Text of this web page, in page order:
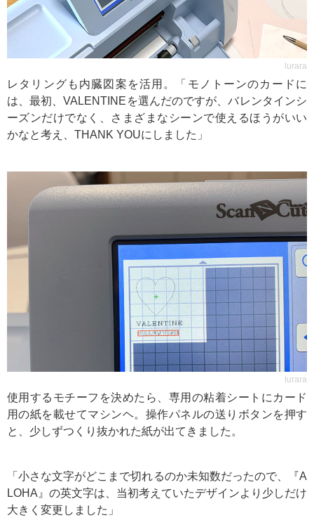
lurara
レタリングも内臓図案を活用。「モノトーンのカードに
は、最初、VALENTINEを選んだのですが、バレンタインシ
ーズンだけでなく、さまざまなシーンで使えるほうがいい
かなと考え、THANK YOUにしました」
lurara
使用するモチーフを決めたら、専用の粘着シートにカード
用の紙を載せてマシンヘ。操作パネルの送りボタンを押す
と、少しずつくり抜かれた紙が出てきました。
「小さな文字がどこまで切れるのか未知数だったので、『A
LOHA』の英文字は、当初考えていたデザインより少しだけ
大きく変更しました」